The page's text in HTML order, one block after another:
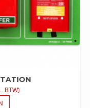
BTW)